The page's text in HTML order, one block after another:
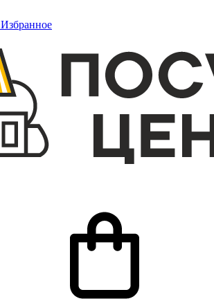
Избранное